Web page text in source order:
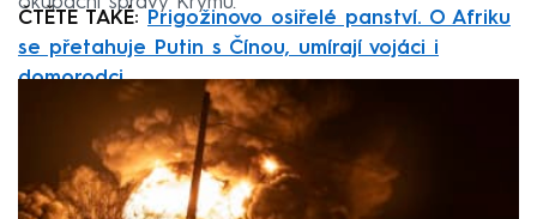
ČTĚTE TAKÉ:
Prigožinovo osiřelé panství. O Afriku
se přetahuje Putin s Čínou, umírají vojáci i
domorodci